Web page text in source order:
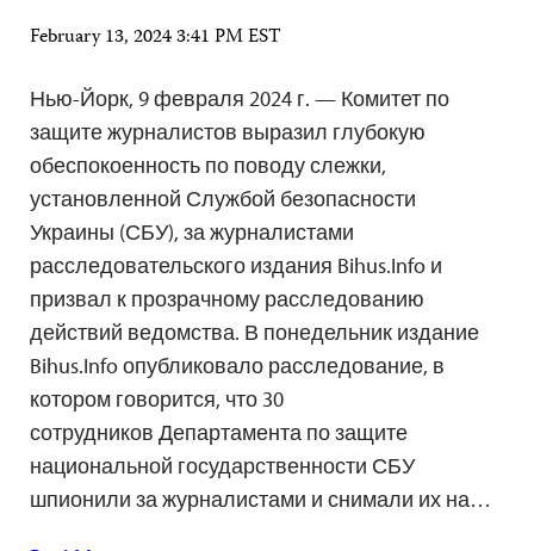
February 13, 2024 3:41 PM EST
Нью-Йорк, 9 февраля 2024 г. — Комитет по
защите журналистов выразил глубокую
обеспокоенность по поводу слежки,
установленной Службой безопасности
Украины (СБУ), за журналистами
расследовательского издания Bihus.Info и
призвал к прозрачному расследованию
действий ведомства. В понедельник издание
Bihus.Info опубликовало расследование, в
котором говорится, что 30
сотрудников Департамента по защите
национальной государственности СБУ
шпионили за журналистами и снимали их на…